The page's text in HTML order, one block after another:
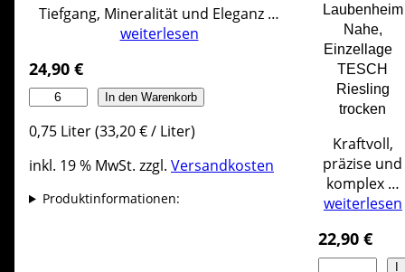
Tiefgang, Mineralität und Eleganz …
weiterlesen
24,90 €
.
R
e
m
In den Warenkorb
0,75 Liter(33,20€/ Liter)
inkl. 19 % MwSt. zzgl. Versandkosten
Produktinformationen:
Laubenheim
Nahe,
Einzellage
TESCH
Riesling
trocken
Kraftvoll,
präzise und
komplex …
weiterlesen
22,90 €